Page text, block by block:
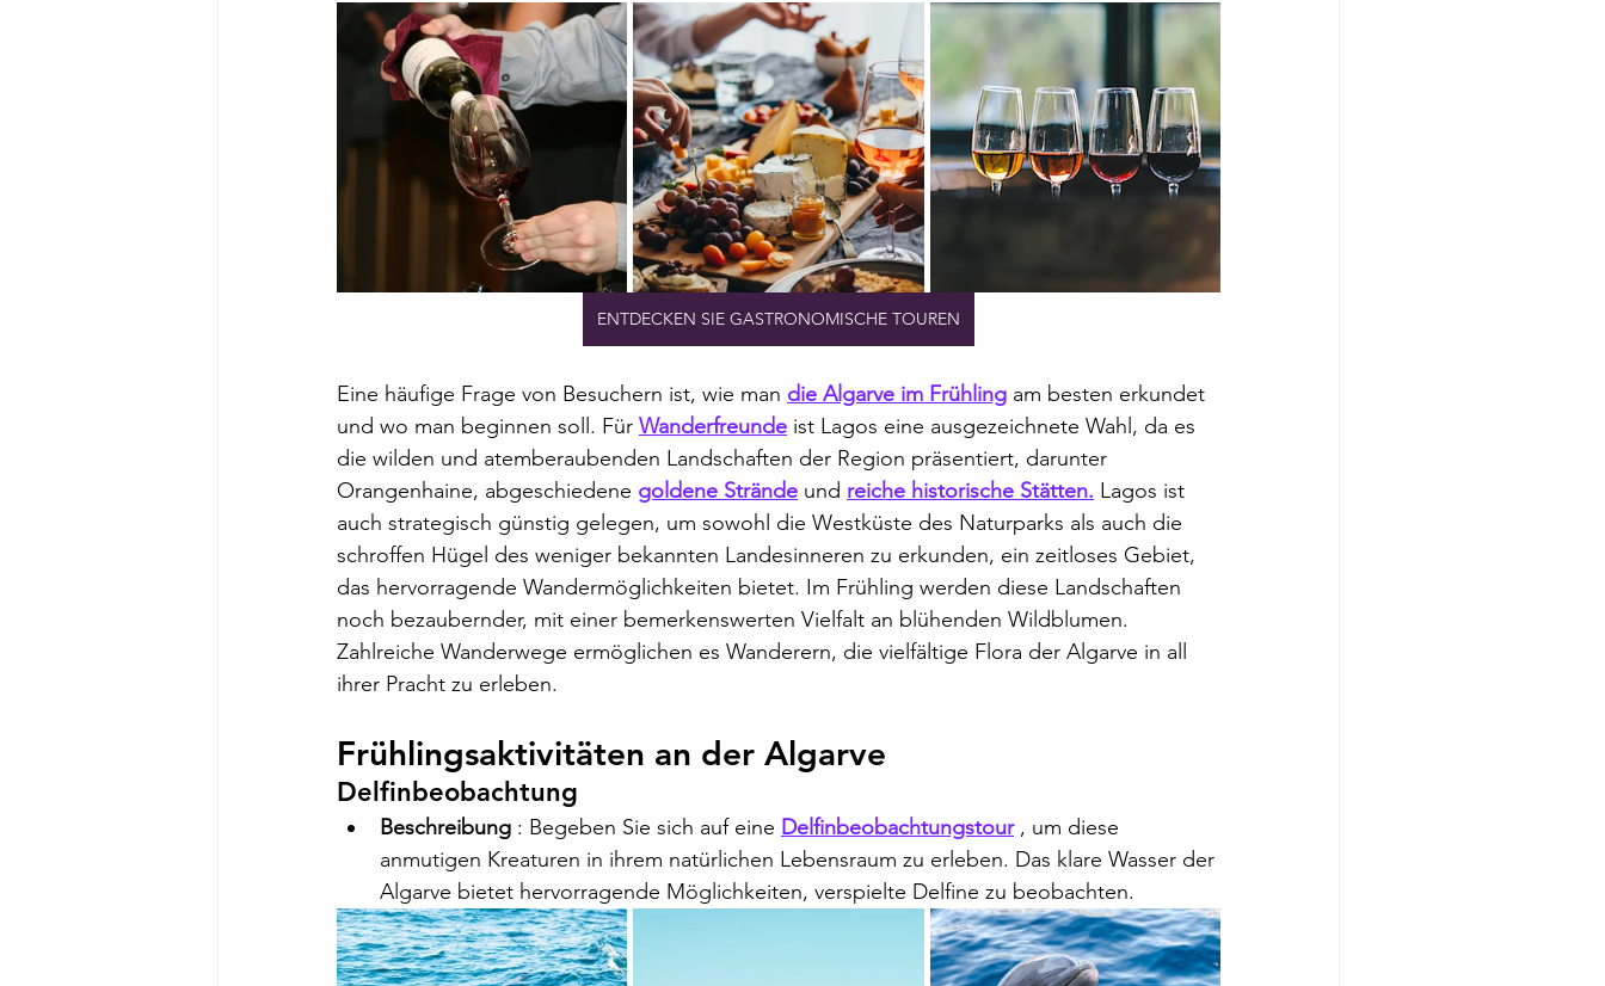
ENTDECKEN SIE GASTRONOMISCHE TOUREN
Eine häufige Frage von Besuchern ist, wie man die Algarve im Frühling am besten erkundet
und wo man beginnen soll. Für Wanderfreunde ist Lagos eine ausgezeichnete Wahl, da es
die wilden und atemberaubenden Landschaften der Region präsentiert, darunter
Orangenhaine, abgeschiedene goldene Strände und reiche historische Stätten. Lagos ist
auch strategisch günstig gelegen, um sowohl die Westküste des Naturparks als auch die
schroffen Hügel des weniger bekannten Landesinneren zu erkunden, ein zeitloses Gebiet,
das hervorragende Wandermöglichkeiten bietet. Im Frühling werden diese Landschaften
noch bezaubernder, mit einer bemerkenswerten Vielfalt an blühenden Wildblumen.
Zahlreiche Wanderwege ermöglichen es Wanderern, die vielfältige Flora der Algarve in all
ihrer Pracht zu erleben.
Frühlingsaktivitäten an der Algarve
Delfinbeobachtung
Beschreibung : Begeben Sie sich auf eine Delfinbeobachtungstour , um diese
anmutigen Kreaturen in ihrem natürlichen Lebensraum zu erleben. Das klare Wasser der
Algarve bietet hervorragende Möglichkeiten, verspielte Delfine zu beobachten.